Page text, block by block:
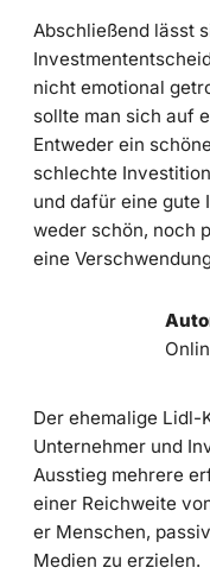
Abschließend lässt
nicht emotional
sollte man sich auf
Entweder ein
schlechte
und dafür eine gute
weder schön, noch
eine
Der ehemalige Lidl-
Unternehmer und
Ausstieg mehrere
einer Reichweite
er Menschen,
Medien zu erzielen.